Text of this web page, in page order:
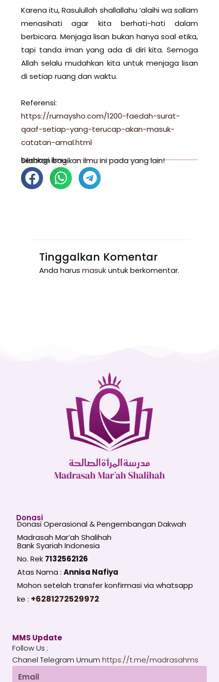
Karena itu, Rasulullah shallallahu ‘alaihi wa sallam
menasihati agar kita berhati-hati dalam
berbicara. Menjaga lisan bukan hanya soal etika,
tapi tanda iman yang ada di diri kita. Semoga
Allah selalu mudahkan kita untuk menjaga lisan
di setiap ruang dan waktu.
Referensi:
https://rumaysho.com/1200-faedah-surat-
qaaf-setiap-yang-terucap-akan-masuk-
catatan-amal.html
berbagi ilmu
Silahkan bagikan ilmu ini pada yang lain!
Tinggalkan Komentar
Anda harus masukuntuk berkomentar.
Donasi
Donasi Operasional & Pengembangan Dakwah
Madrasah Mar’ah Shalihah
Bank Syariah Indonesia
No. Rek 7132562126
Atas Nama : Annisa Nafiya
Mohon setelah transfer konfirmasi via whatsapp
ke : +6281272529972
MMS Update
Follow Us :
Chanel Telegram Umum https://t.me/madrasahms
Email